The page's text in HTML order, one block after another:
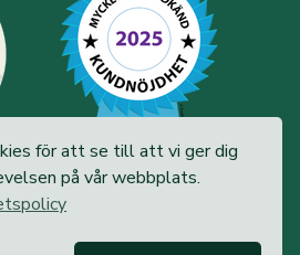
för att se till att vi ger dig
på vår webbplats.